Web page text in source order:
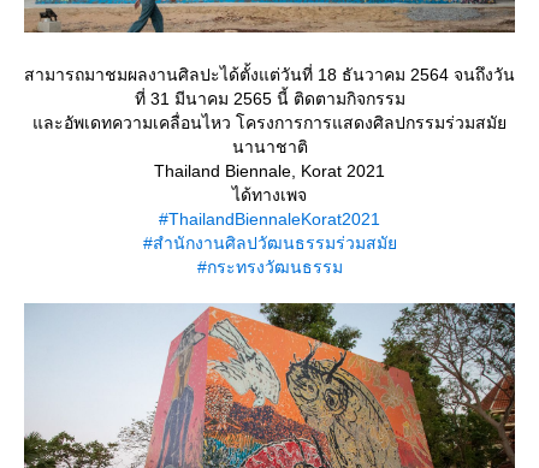
สามารถมาชมผลงานศิลปะได้ตั้งแต่วันที่ 18 ธันวาคม 2564 จนถึงวัน
ที่ 31 มีนาคม 2565 นี้ ติดตามกิจกรรม
ละอัพเดทความเคลื่อนไหว โครงการการแสดงศิลปกรรมร่วมสมั
นานาชาติ
Thailand Biennale, Korat 2021
ได้ทางเพจ
#ThailandBiennaleKorat2021
#สำนักงานศิลปวัฒนธรรมร่วมสมั
#กระทรงวัฒนธรรม